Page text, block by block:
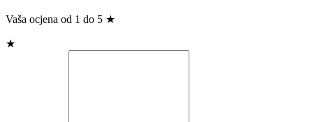
Vaša ocjena od 1 do 5 ★
★